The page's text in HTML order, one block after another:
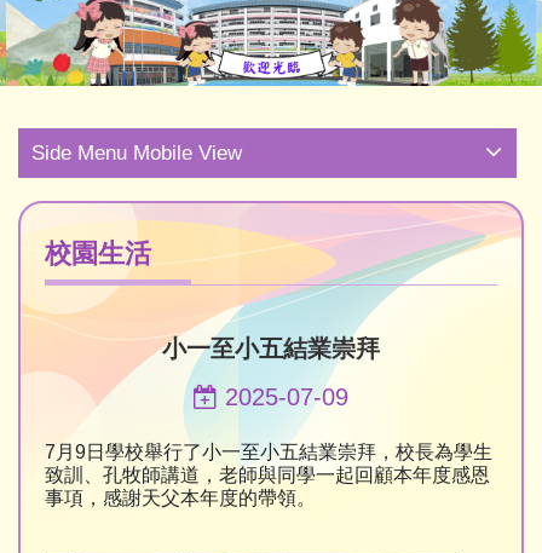
Side Menu Mobile View
校園生活
小一至小五結業崇拜
2025-07-09
7月9日學校舉行了小一至小五結業崇拜，校長為學生
致訓、孔牧師講道，老師與同學一起回顧本年度感恩
事項，感謝天父本年度的帶領。